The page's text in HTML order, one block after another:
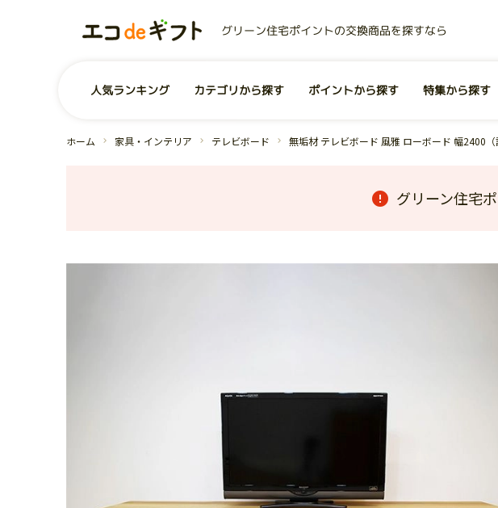
グリーン住宅ポイントの交換商品を探すなら
0
ユーザー
お気に入り商品
商品を探す
人気ランキング カテゴリから探す ポイントから探す 特集から探す
ホーム 家具・インテリア テレビボード 無垢材 テレビボード 風雅 ローボード 幅2400（
グリーン住宅